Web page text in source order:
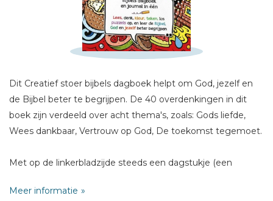
Dit Creatief stoer bijbels dagboek helpt om God, jezelf en
de Bijbel beter te begrijpen. De 40 overdenkingen in dit
boek zijn verdeeld over acht thema's, zoals: Gods liefde,
Wees dankbaar, Vertrouw op God, De toekomst tegemoet.
Met op de linkerbladzijde steeds een dagstukje (een
rechterbladzijde een creatieve verwerking.
Meer informatie
Schrijf hieronder je review!
E-mail *
Titel *
Bericht *